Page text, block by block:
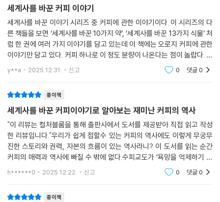
소 개발, 새로운 종류의 설탕 제조 등 여러 분야의 발명과 기술 개발에 상금
을 걸고 산업혁명을 독려했다. ‘영양분이 거의 없는데도 왠지 힘이 나게 하
는’ 독특한 음료 커피는 유럽은 물론이고 전 세계를 제패하고 싶은 나폴레
옹의 야망과 뒤얽히며 프랑스 산업 전반을 비약적으로 성장시켰으며, 머지
않은 미래에 유럽과 전 세계 경제를 송두리째 바꾸는 ‘산업혁명’의 근간이
되었다(18세기 ‘산업혁명’ 하면 영국만을 떠올리기 쉬운데 당대 프랑스의
대에 커피를 보급하기 위한 노력이 18세기 프랑스와 유럽, 그리고 한발 더
나아가 전 세계 산업 구조를 혁명적으로 뒤바꿔놓는 중요한 계기가 된 셈
이다.
암스테르담 시장이 루이 14세에게 바친 커피나무 한 그루가
커피 세계사의 물줄기를 바꾸다
18세기, 네덜란드는 커피 재배에 관한 한 유럽 최고의 선진국이었다. 170
에서 대단한 호평을 얻었다. 그 무렵 암스테르담시에 부임해 있던 프랑스
세계사를 바꾼 커피 이야기
세계사를 바꾼 이야기 시리즈 중 커피에 관한 이야기이다. 이 시리즈의 다
른 책들을 보면 ‘세계사를 바꾼 10가지 약’, ‘세계사를 바꾼 13가지 식물’ 처
럼 한 권에 여러 가지 이야기를 담고 있는데 이 책에는 오로지 커피에 관한
이야기만 담고 있다. 커피 하나로 이 정도 분량이 나온다는 점이 놀랍다. 그
만큼 커피는 세계사에서 중요한 역할을 많이 했다는 것이다. 커피가 맨 처
음
y**a 2025.12.31. 신고 0 댓글0
종이책
세계사를 바꾼 커피이야기로 알아보는 재미난 커피의 역사
"이 리뷰는 컬처블룸을 통해 출판사에서 도서를 제공받아 직접 읽고 작성
한 리뷰입니다."우리가 쉽게 접할수 있는 커피의 역사에도 이렇게 무궁무
진한 스토리와 권력, 자본의 흐름이 있는 역사라니? 이 도서를 읽는 순간
커피의 매력과 역사에 빠질 수 밖에 없다.수피교도가 ‘욕망을 억제하기 위
해 마시던 검은 음료’ 커피가 역설적으로 상업자본가와 정치권력자의 욕망
h******0 2025.12.22. 신고 0 댓글0
종이책